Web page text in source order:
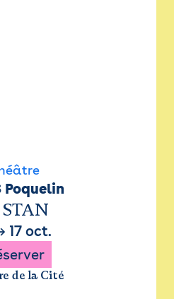
Poquelin
17 oct.
de la Cité